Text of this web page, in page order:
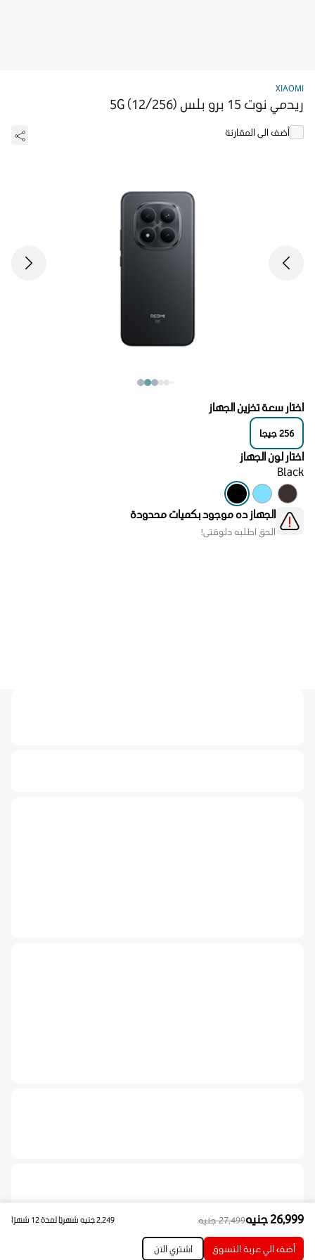
26,999 جنيه27,499جنيه 2,249جنيه شهريًا لمدة 12 شهرًا
أضف الي عربة التسوق اشتري الآن
XIAOMI
ريدمي نوت 15 برو بلس 5G (12/256)
أضف الى المقارنة
اختار سعة تخزين الجهاز
256جيجا
اختار لون الجهاز
Black
الجهاز ده موجود بكميات محدودة
الحق اطلبه دلوقتي!